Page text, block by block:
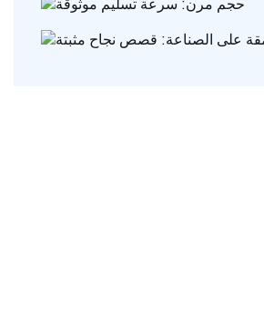
على الصناعة: قصص نجاح مثبتة